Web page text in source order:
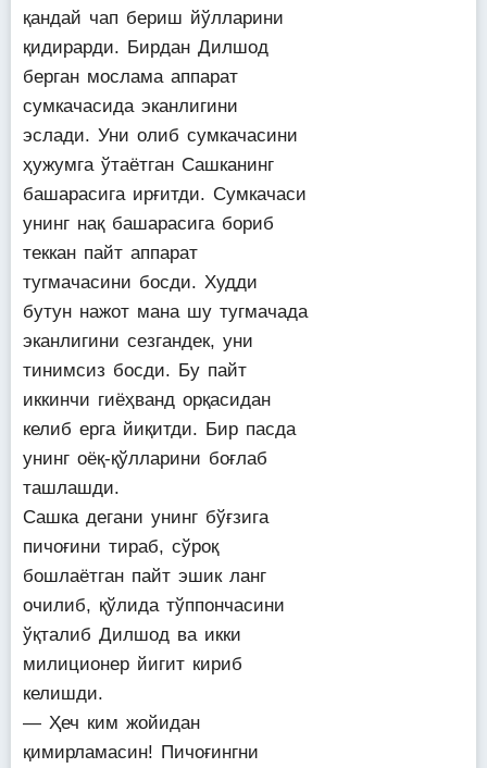
қандай чап бериш йўлларини
қидирарди. Бирдан Дилшод
берган мослама аппарат
сумкачасида эканлигини
эслади. Уни олиб сумкачасини
ҳужумга ўтаётган Сашканинг
башарасига ирғитди. Сумкачаси
унинг нақ башарасига бориб
теккан пайт аппарат
тугмачасини босди. Худди
бутун нажот мана шу тугмачада
эканлигини сезгандек, уни
тинимсиз босди. Бу пайт
иккинчи гиёҳванд орқасидан
келиб ерга йиқитди. Бир пасда
унинг оёқ-қўлларини боғлаб
ташлашди.
Сашка дегани унинг бўғзига
пичоғини тираб, сўроқ
бошлаётган пайт эшик ланг
очилиб, қўлида тўппончасини
ўқталиб Дилшод ва икки
милиционер йигит кириб
келишди.
— Ҳеч ким жойидан
қимирламасин! Пичоғингни